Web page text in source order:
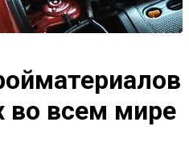
во всем мире